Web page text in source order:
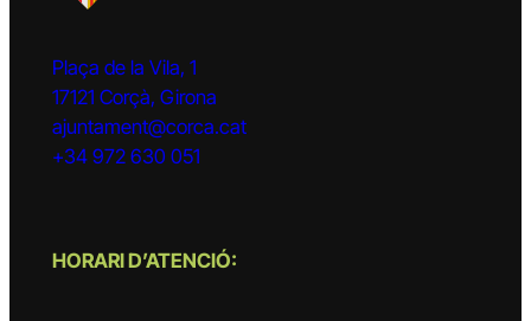
Plaça de la Vila, 1
17121 Corçà, Girona
ajuntament@corca.cat
+34 972 630 051
HORARI D’ATENCIÓ: